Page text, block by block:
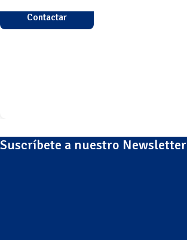
Contactar
Suscríbete a nuestro Newsletter